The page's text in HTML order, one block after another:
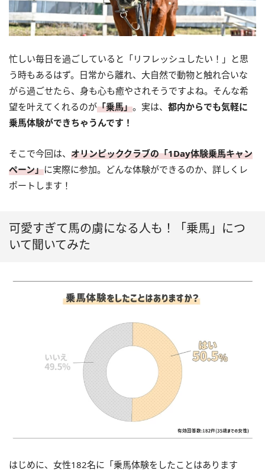
忙しい毎日を過ごしていると「リフレッシュしたい！」と思
う時もあるはず。日常から離れ、大自然で動物と触れ合いな
がら過ごせたら、身も心も癒やされそうですよね。そんな希
望を叶えてくれるのが「乗馬」。実は、 都内からでも気軽に
乗馬体験ができちゃうんです！
そこで今回は、 オリンピッククラブの「1Day体験乗馬キャン
ペーン」に実際に参加。どんな体験ができるのか、詳しくレ
ポートします！
可愛すぎて馬の虜になる人も！「乗馬」につ
いて聞いてみた
はじめに、女性182名に「乗馬体験をしたことはあります